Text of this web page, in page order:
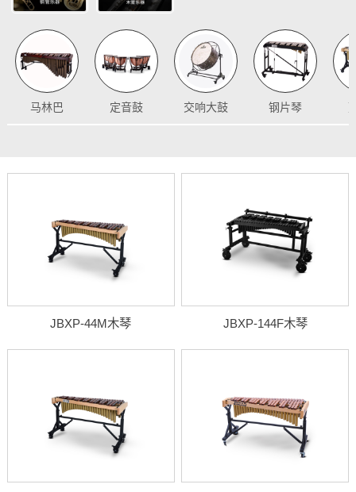
马林巴 定音鼓 交响大鼓 钢片琴
JBXP-44M木琴 JBXP-144F木琴